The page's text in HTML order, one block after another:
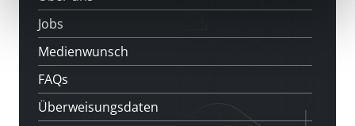
Jobs
Medienwunsch
FAQs
Überweisungsdaten